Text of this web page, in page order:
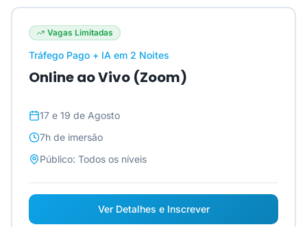
Vagas Limitadas
Tráfego Pago + IA em 2 Noites
Online ao Vivo (Zoom)
17 e 19 de Agosto
7h de imersão
Público: Todos os níveis
Ver Detalhes e Inscrever